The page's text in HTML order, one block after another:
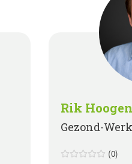
Rik
Gezond-
(0)